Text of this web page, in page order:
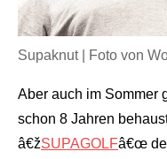
Supaknut | Foto von
Aber auch im Sommer
schon 8 Jahren
â€žSUPAGOLFâ€œ